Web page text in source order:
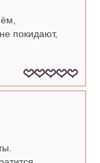
покидают,